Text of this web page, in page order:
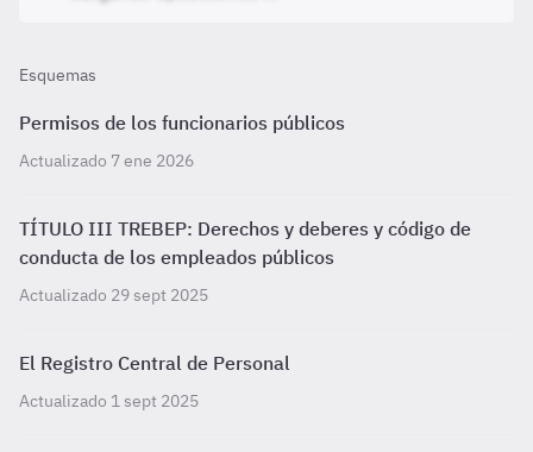
Esquemas
Permisos de los funcionarios públicos
Actualizado 7 ene 2026
TÍTULO III TREBEP: Derechos y deberes y código de
conducta de los empleados públicos
Actualizado 29 sept 2025
El Registro Central de Personal
Actualizado 1 sept 2025